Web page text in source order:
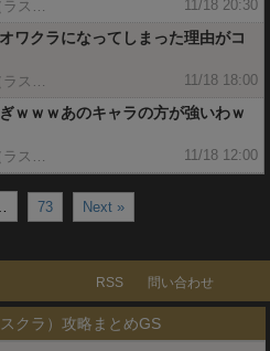
11/18 20:30
ラストクラウディア（ラスクラ）攻略まとめGS
ワクラになってしまった理由がコ
11/18 18:00
ラストクラウディア（ラスクラ）攻略まとめGS
ｗｗｗあのキャラの方が強いわｗ
11/18 12:00
ラストクラウディア（ラスクラ）攻略まとめGS
73 Next »
RSS 問い合わせ
クラ）攻略まとめGS